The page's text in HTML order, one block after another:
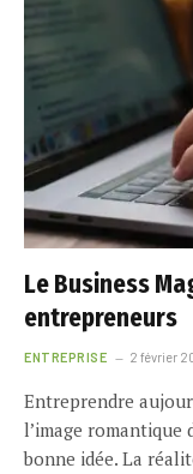
Le Business
entrepreneurs
ENTREPRISE 2 février
Entreprendre
l’image
bonne idée. La